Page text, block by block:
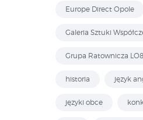
Europe Direct Opole
Galeria Sztuki
Grupa Ratownicza
historia język
języki obce